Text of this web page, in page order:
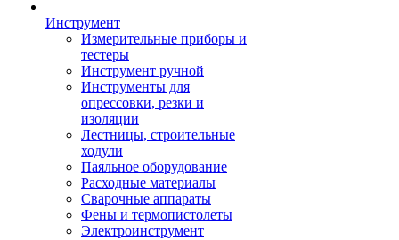
Инструмент
Измерительные приборы и
тестеры
Инструмент ручной
Инструменты для
опрессовки, резки и
изоляции
Лестницы, строительные
ходули
Паяльное оборудование
Расходные материалы
Сварочные аппараты
Фены и термопистолеты
Электроинструмент